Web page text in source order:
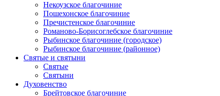
Некоузское благочиние
Пошехонское благочиние
Пречистенское благочиние
Романово-Борисоглебское благочиние
Рыбинское благочиние (городское)
Рыбинское благочиние (районное)
Святые и святыни
Святые
Святыни
Духовенство
Брейтовское благочиние